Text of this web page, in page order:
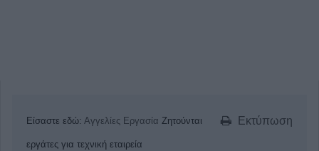
Εκτύπωση
Είσαστε εδώ: Αγγελίες Εργασία Ζητούνται
εργάτες για τεχνική εταιρεία